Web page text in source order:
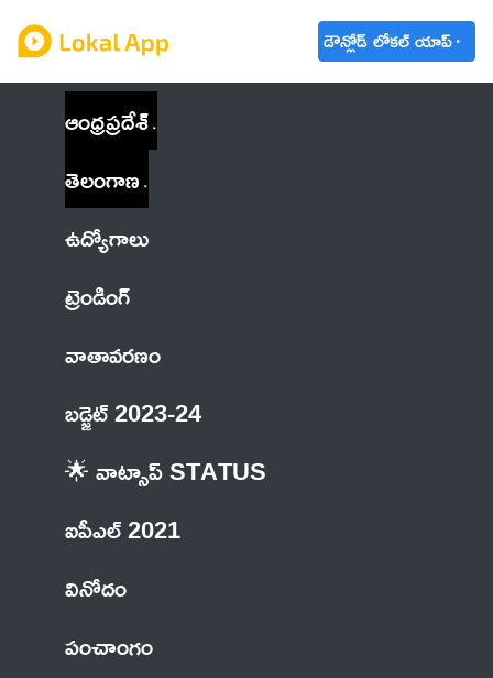
డౌన్లోడ్ లోకల్ యాప్
ఆంధ్రప్రదేశ్
తెలంగాణ
ఉద్యోగాలు
ట్రెండింగ్
వాతావరణం
బడ్జెట్ 2023-24
🌟 వాట్సాప్ STATUS
ఐపీఎల్ 2021
వినోదం
పంచాంగం